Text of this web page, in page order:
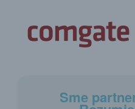
Sme